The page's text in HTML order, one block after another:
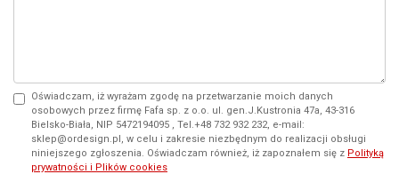
Oświadczam, iż wyrażam zgodę na przetwarzanie moich danych
osobowych przez firmę Fafa sp. z o.o. ul. gen.J.Kustronia 47a, 43-316
Bielsko-Biała, NIP 5472194095 , Tel.+48 732 932 232, e-mail:
sklep@ordesign.pl, w celu i zakresie niezbędnym do realizacji obsługi
niniejszego zgłoszenia. Oświadczam również, iż zapoznałem się z Polityką
prywatności i Plików cookies